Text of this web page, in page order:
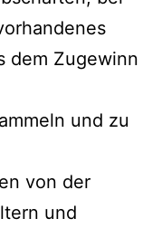
dem Zugewinn
und zu
von der
und